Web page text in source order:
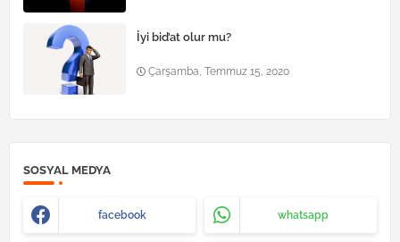
İyi bid’at olur mu?
Çarşamba, Temmuz 15, 2020
SOSYAL MEDYA
facebook whatsapp